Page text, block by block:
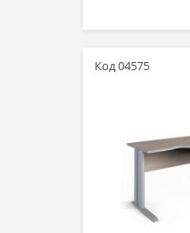
Код 04575